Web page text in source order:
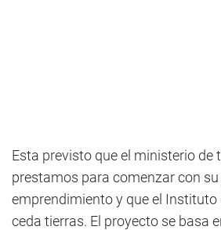
Esta previsto que el ministerio de
prestamos para comenzar con
emprendimiento y que el Instituto
ceda tierras. El proyecto se basa